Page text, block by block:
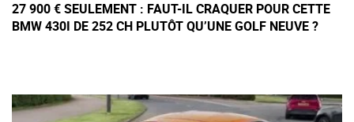
27 900 € SEULEMENT : FAUT-IL CRAQUER POUR CETTE
BMW 430I DE 252 CH PLUTÔT QU’UNE GOLF NEUVE ?